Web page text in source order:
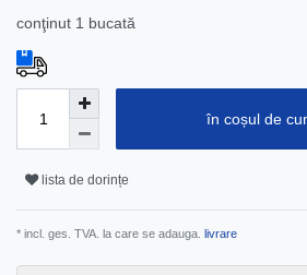
conţinut 1 bucată
în coșul de
lista de dorințe
* incl. ges. TVA. la care se adauga. livrare